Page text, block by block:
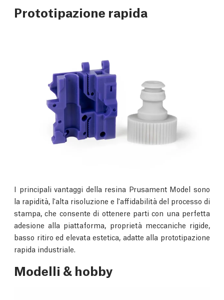
Prototipazione rapida
I principali vantaggi della resina Prusament Model sono
la rapidità, l'alta risoluzione e l'affidabilità del processo di
stampa, che consente di ottenere parti con una perfetta
adesione alla piattaforma, proprietà meccaniche rigide,
basso ritiro ed elevata estetica, adatte alla prototipazione
rapida industriale.
Modelli & hobby